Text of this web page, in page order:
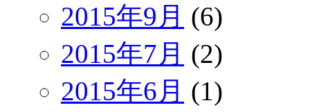
2015年9月 (6)
2015年7月 (2)
2015年6月 (1)